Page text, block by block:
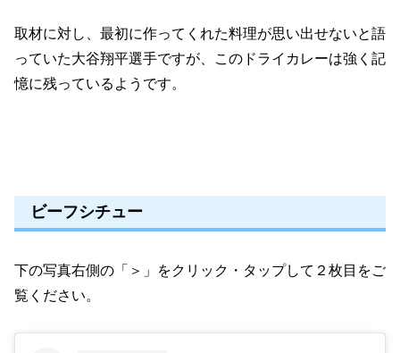
取材に対し、最初に作ってくれた料理が思い出せないと語
っていた大谷翔平選手ですが、このドライカレーは強く記
憶に残っているようです。
ビーフシチュー
下の写真右側の「＞」をクリック・タップして２枚目をご
覧ください。